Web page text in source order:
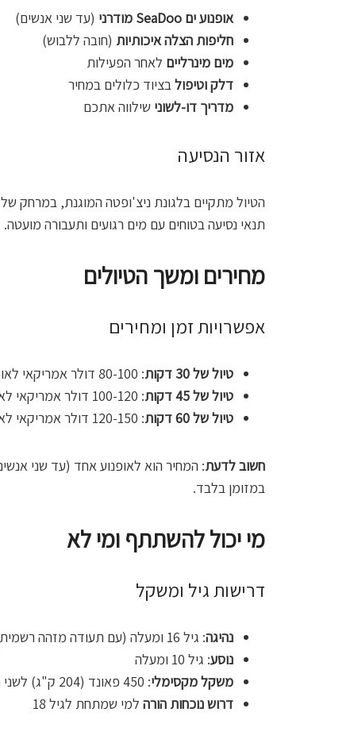
אופנוע ים SeaDoo מודרני
(עד שני אנשים)
חליפות הצלה איכותיות (חובה ללבוש)
מים מינרליים לאחר הפעילות
דלק וטיפולבציוד כלולים במחיר
מדריך דו-לשוני שילווה אתכם
אזור הנסיעה
הטיול מתקיים בלגונת ניצ'ופטה המוגנת, במרחק של 400 מטר מהמרינה.
תנאי נסיעה בטוחים עם מים רגועים ותעבורה מועטה.
מחירים ומשך הטיולים
אפשרויות זמן ומחירים
טיול של 30 דקות
: 80-100 דולר אמריקאי לאופנוע
טיול של 45 דקות
: 100-120 דולר אמריקאי לאופנוע
טיול של 60 דקות
: 120-150 דולר אמריקאי לאופנוע
חשוב לדעת
במזומן בלבד.
מי יכול להשתתף ומי לא
דרישות גיל ומשקל
נהיגה: גיל 16 ומעלה (עם תעודה מזהה רשמית)
נוסע: גיל 10 ומעלה
משקל מקסימלי: 450 פאונד (204 ק"ג) לשני האנשים ביחד
דרוש נוכחות הורה למי שמתחת לגיל 18